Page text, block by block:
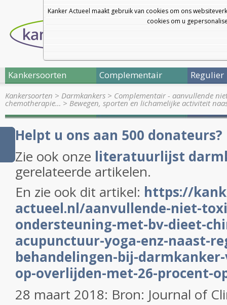
Kanker Actueel maakt gebruik van cookies om ons
cookies om u
Kankersoorten Complementair Regulier
Kankersoorten > Darmkankers > Complementair - aanvullende
chemotherapie… > Bewegen, sporten en lichamelijke activiteit
Helpt u ons aan 500 donateurs?
Zie ook onze literatuurlijst
gerelateerde artikelen.
En zie ook dit artikel: https://
actueel.nl/aanvullende-niet-
ondersteuning-met-bv-dieet-
acupunctuur-yoga-enz-naast-
behandelingen-bij-
op-overlijden-met-26-procent-
28 maart 2018: Bron: Journal of